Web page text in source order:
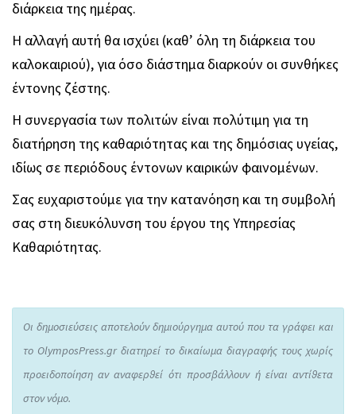
διάρκεια της ημέρας.
Η αλλαγή αυτή θα ισχύει (καθ’ όλη τη διάρκεια του
καλοκαιριού), για όσο διάστημα διαρκούν οι συνθήκες
έντονης ζέστης.
Η συνεργασία των πολιτών είναι πολύτιμη για τη
διατήρηση της καθαριότητας και της δημόσιας υγείας,
ιδίως σε περιόδους έντονων καιρικών φαινομένων.
Σας ευχαριστούμε για την κατανόηση και τη συμβολή
σας στη διευκόλυνση του έργου της Υπηρεσίας
Καθαριότητας.
Οι δημοσιεύσεις αποτελούν δημιούργημα αυτού που τα γράφει και
το OlymposPress.gr διατηρεί το δικαίωμα διαγραφής τους χωρίς
προειδοποίηση αν αναφερθεί ότι προσβάλλουν ή είναι αντίθετα
στον νόμο.